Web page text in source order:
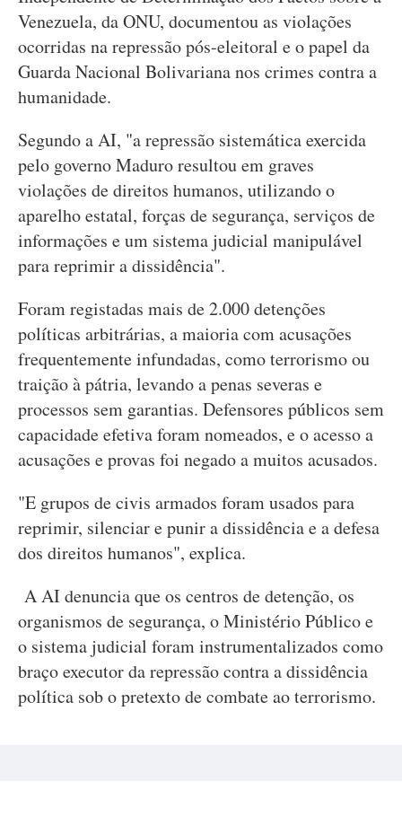
Venezuela, da ONU, documentou as violações
ocorridas na repressão pós-eleitoral e o papel da
Guarda Nacional Bolivariana nos crimes contra a
humanidade.
Segundo a AI, "a repressão sistemática exercida
pelo governo Maduro resultou em graves
violações de direitos humanos, utilizando o
aparelho estatal, forças de segurança, serviços de
informações e um sistema judicial manipulável
para reprimir a dissidência".
Foram registadas mais de 2.000 detenções
políticas arbitrárias, a maioria com acusações
frequentemente infundadas, como terrorismo ou
traição à pátria, levando a penas severas e
processos sem garantias. Defensores públicos sem
capacidade efetiva foram nomeados, e o acesso a
acusações e provas foi negado a muitos acusados.
"E grupos de civis armados foram usados para
reprimir, silenciar e punir a dissidência e a defesa
dos direitos humanos", explica.
A AI denuncia que os centros de detenção, os
organismos de segurança, o Ministério Público e
o sistema judicial foram instrumentalizados como
braço executor da repressão contra a dissidência
política sob o pretexto de combate ao terrorismo.